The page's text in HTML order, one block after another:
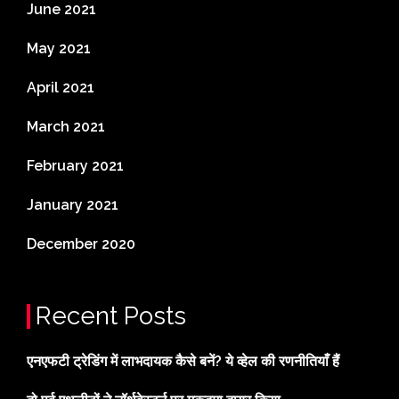
June 2021
May 2021
April 2021
March 2021
February 2021
January 2021
December 2020
Recent Posts
एनएफटी ट्रेडिंग में लाभदायक कैसे बनें? ये व्हेल की रणनीतियाँ हैं